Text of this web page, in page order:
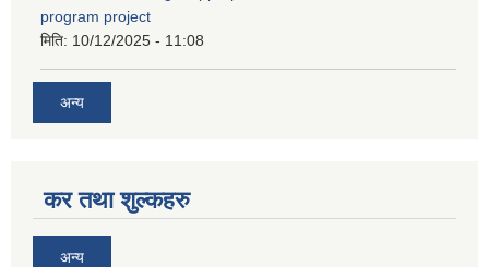
program project
मिति: 10/12/2025 - 11:08
अन्य
कर तथा शुल्कहरु
अन्य